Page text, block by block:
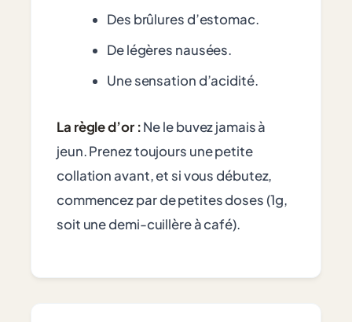
Des brûlures d’estomac.
De légères nausées.
Une sensation d’acidité.
La règle d’or :Ne le buvez jamais à
jeun. Prenez toujours une petite
collation avant, et si vous débutez,
commencez par de petites doses (1g,
soit une demi-cuillère à café).